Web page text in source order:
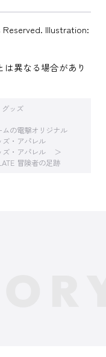
Reserved. Illustration:
異なる場合があり
グッズ
ムの電撃オリジナル
ズ・アパレル
ズ・アパレル
冒険者の足跡